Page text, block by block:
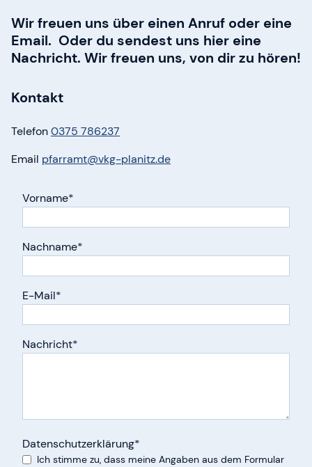
Wir freuen uns über einen Anruf oder eine
Email. Oder du sendest uns hier eine
Nachricht. Wir freuen uns, von dir zu hören!
Kontakt
Telefon0375 786237
Email pfarramt@​vkg-planitz.​de
Vorname
Nachname
E-Mail
Nachricht
Datenschutzerklärung
Ich stimme zu, dass meine Angaben aus dem Formular